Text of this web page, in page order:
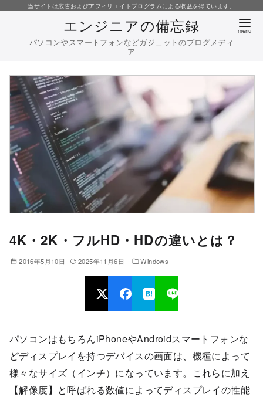
当サイトは広告およびアフィリエイトプログラムによる収益を得ています。
エンジニアの備忘録
パソコンやスマートフォンなどガジェットのブログメディ
ア
4K・2K・フルHD・HDの違いとは？
2016年5月10日 2025年11月6日 Windows
パソコンはもちろんiPhoneやAndroidスマートフォンな
どディスプレイを持つデバイスの画面は、機種によって
様々なサイズ（インチ）になっています。これらに加え
【解像度】と呼ばれる数値によってディスプレイの性能